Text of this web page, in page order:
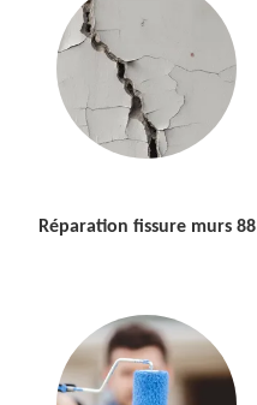
Réparation fissure murs 88